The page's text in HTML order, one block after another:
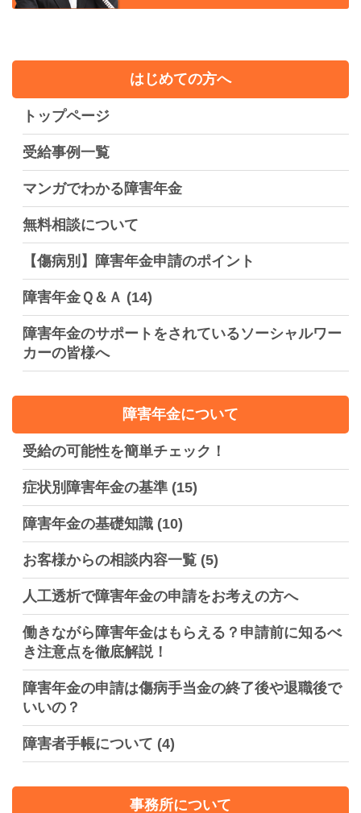
はじめての方へ
トップページ
受給事例一覧
マンガでわかる障害年金
無料相談について
【傷病別】障害年金申請のポイント
障害年金Ｑ＆Ａ (14)
障害年金のサポートをされているソーシャルワー
カーの皆様へ
障害年金について
受給の可能性を簡単チェック！
症状別障害年金の基準 (15)
障害年金の基礎知識 (10)
お客様からの相談内容一覧 (5)
人工透析で障害年金の申請をお考えの方へ
働きながら障害年金はもらえる？申請前に知るべ
き注意点を徹底解説！
障害年金の申請は傷病手当金の終了後や退職後で
いいの？
障害者手帳について (4)
事務所について